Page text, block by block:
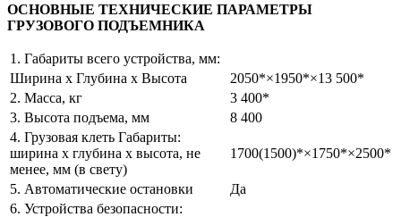
ОСНОВНЫЕ ТЕХНИЧЕСКИЕ ПАРАМЕТРЫ
ГРУЗОВОГО ПОДЪЕМНИКА
1. Габариты всего устройства, мм:
Ширина х Глубина х Высота
2050*×1950*×13 500*
2. Масса, кг
3 400*
3. Высота подъема, мм
8 400
4. Грузовая клеть Габариты:
ширина х глубина х высота, не
менее, мм (в свету)
1700(1500)*×1750*×2500*
5. Автоматические остановки
Да
6. Устройства безопасности: